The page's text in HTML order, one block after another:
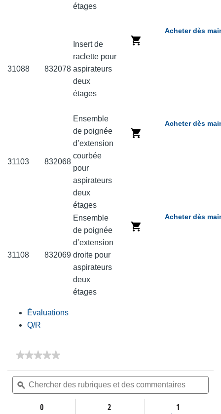
étages
31088 832078
Insert de
raclette pour
aspirateurs
deux
étages
Acheter dès
31103 832068
Ensemble
de poignée
d’extension
courbée
pour
aspirateurs
deux
étages
Acheter dès
31108 832069
Ensemble
de poignée
d’extension
droite pour
aspirateurs
deux
étages
Acheter dès
Évaluations
Q/R
★★★★★
★★★★★
note
Accessoires
Chercher
des
rubriques
ϙ
0 2 1